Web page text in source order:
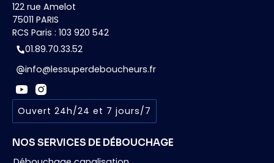
122 rue Amelot
75011 PARIS
RCS Paris : 103 920 542
01.89.70.33.52
info@lessuperdeboucheurs.fr
Ouvert 24h/24 et 7 jours/7
NOS SERVICES DE DÉBOUCHAGE